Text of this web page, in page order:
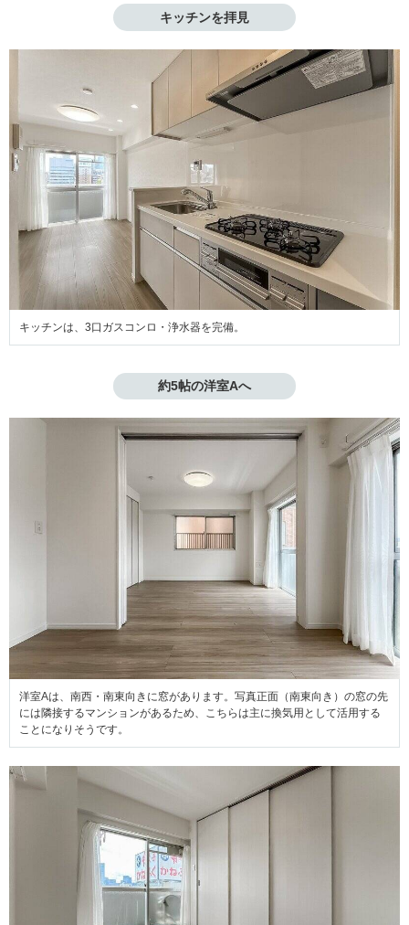
キッチンを拝見
キッチンは、3口ガスコンロ・浄水器を完備。
約5帖の洋室Aへ
洋室Aは、南西・南東向きに窓があります。写真正面（南東向き）の窓の先
には隣接するマンションがあるため、こちらは主に換気用として活用する
ことになりそうです。